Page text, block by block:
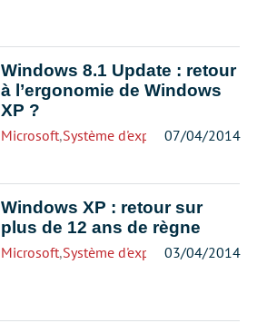
Windows 8.1 Update : retour
à l’ergonomie de Windows
XP ?
Microsoft,Système d'exploitation07/04/2014
Windows XP : retour sur
plus de 12 ans de règne
Microsoft,Système d'exploitation03/04/2014